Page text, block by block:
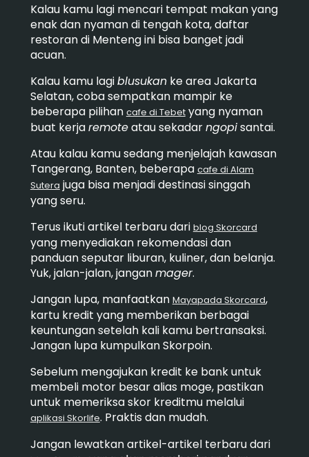
Kalau kamu lagi mencari tempat makan yang
enak dan nyaman di tengah kota, daftar
restoran di Menteng ini bisa banget jadi
acuan.
Kalau kamu lagiblusukanke area Jakarta
Selatan, coba sempatkan mampir ke
beberapa pilihan cafe di Tebetyang nyaman
buat kerjaremoteatau sekadarngopisantai.
Atau kalau kamu sedang menjelajah kawasan
Tangerang, Banten, beberapa cafe di Alam
Sutera juga bisa menjadi destinasi singgah
yang seru.
Terus ikuti artikel terbaru dari blog Skorcard
yang menyediakan rekomendasi dan
panduan seputar liburan, kuliner, dan belanja.
Yuk, jalan-jalan, janganmager.
Jangan lupa, manfaatkan Mayapada Skorcard,
kartu kredit yang memberikan berbagai
keuntungan setelah kali kamu bertransaksi.
Jangan lupa kumpulkan Skorpoin.
Sebelum mengajukan kredit ke bank untuk
membeli motor besar alias moge, pastikan
untuk memeriksa skor kreditmu melalui
aplikasi Skorlife. Praktis dan mudah.
Jangan lewatkan artikel-artikel terbaru dari